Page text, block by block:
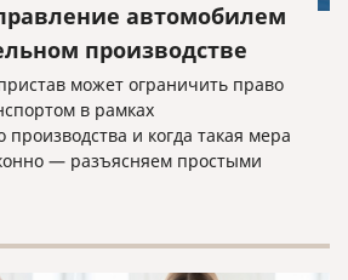
автомобилем
производстве
может ограничить право
в рамках
производства и когда такая мера
— разъясняем простыми